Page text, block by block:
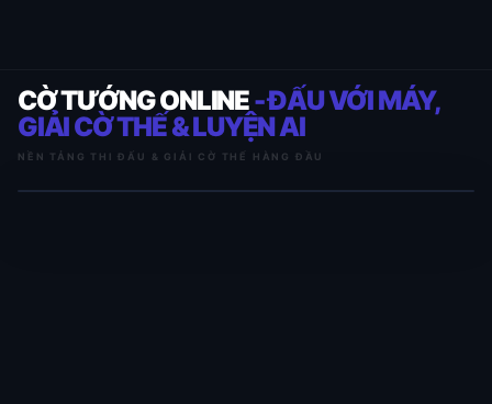
CỜ TƯỚNG ONLINE- ĐẤU VỚI MÁY,
GIẢI CỜ THẾ & LUYỆN AI
NỀN TẢNG THI ĐẤU & GIẢI CỜ THẾ HÀNG ĐẦU